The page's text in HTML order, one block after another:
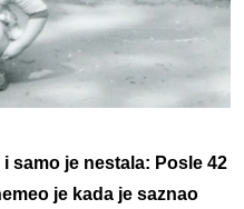
samo je nestala: Posle 42
je kada je saznao